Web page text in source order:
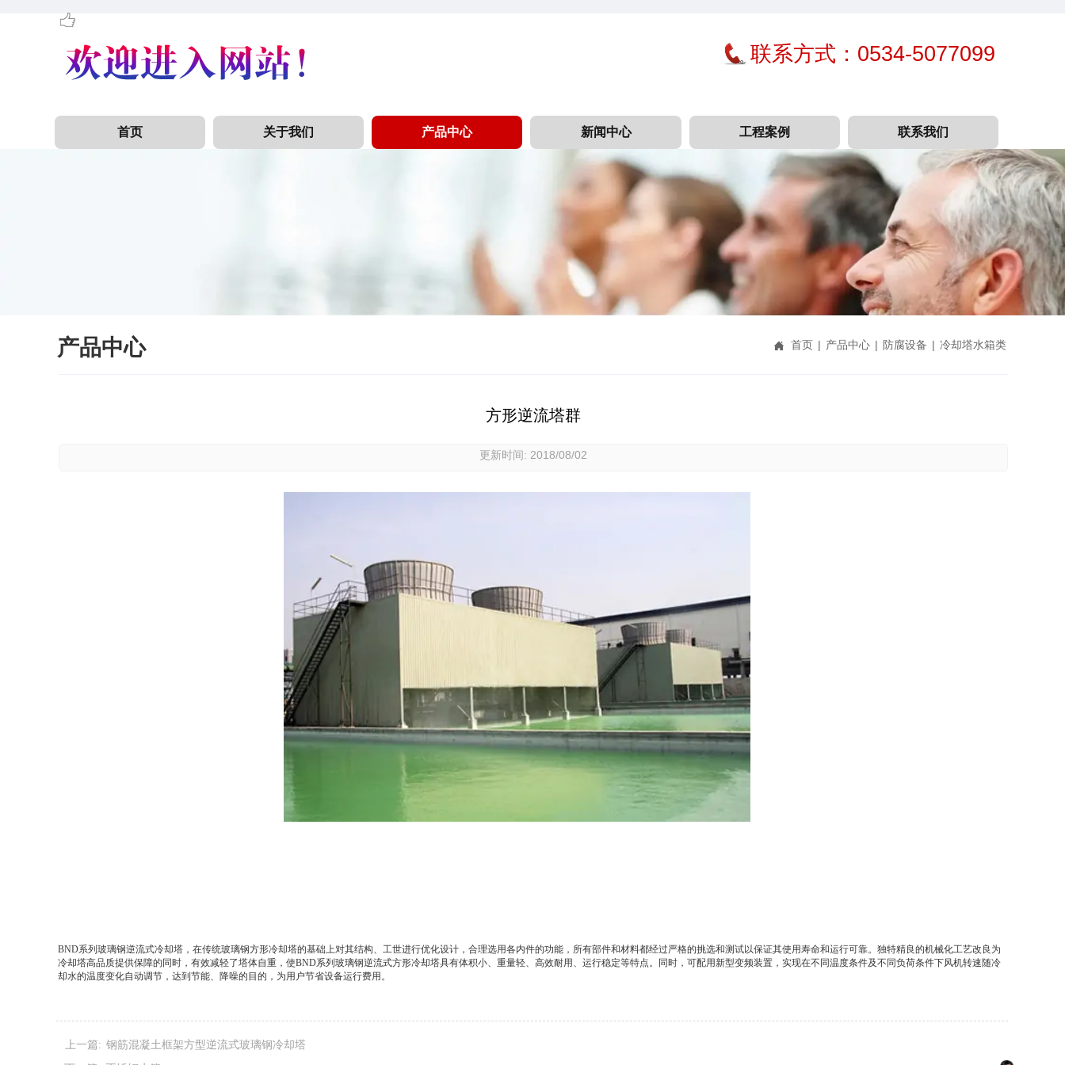
联系方式：0534-5077099
首页 关于我们 产品中心 新闻中心 工程案例 联系我们
方形逆流塔群
更新时间: 2018/08/02
BND系列玻璃钢逆流式冷却塔，在传统玻璃钢方形冷却塔的基础上对其结构、工世进行优化设计，合理选用各内件的功能，所有部件和材料都经过严格的挑选和测试以保证其使用寿命和运行可靠。独特精良的机械化工艺改良为
冷却塔高品质提供保障的同时，有效减轻了塔体自重，使BND系列玻璃钢逆流式方形冷却塔具有体积小、重量轻、高效耐用、运行稳定等特点。同时，可配用新型变频装置，实现在不同温度条件及不同负荷条件下风机转速随冷
却水的温度变化自动调节，达到节能、降噪的目的，为用户节省设备运行费用。
上一篇: 钢筋混凝土框架方型逆流式玻璃钢冷却塔
 首页 | 产品中心 | 防腐设备 | 冷却塔水箱类
产品中心